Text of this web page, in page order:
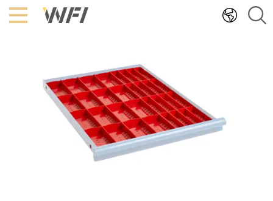
Hoppa
till